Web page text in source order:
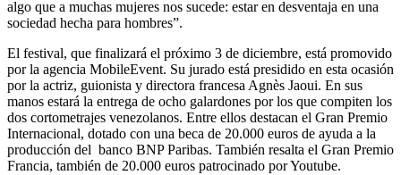
algo que a muchas mujeres nos sucede: estar en desventaja en una
sociedad hecha para hombres”.
El festival, que finalizará el próximo 3 de diciembre, está promovido
por la agencia MobileEvent. Su jurado está presidido en esta ocasión
por la actriz, guionista y directora francesa Agnès Jaoui. En sus
manos estará la entrega de ocho galardones por los que compiten los
dos cortometrajes venezolanos. Entre ellos destacan el Gran Premio
Internacional, dotado con una beca de 20.000 euros de ayuda a la
producción del banco BNP Paribas. También resalta el Gran Premio
Francia, también de 20.000 euros patrocinado por Youtube.